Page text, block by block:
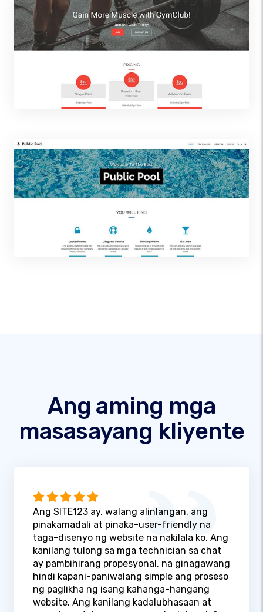
Ang aming mga
masasayang kliyente
Ang SITE123 ay, walang alinlangan, ang
pinakamadali at pinaka-user-friendly na
taga-disenyo ng website na nakilala ko. Ang
kanilang tulong sa mga technician sa chat
ay pambihirang propesyonal, na ginagawang
hindi kapani-paniwalang simple ang proseso
ng paglikha ng isang kahanga-hangang
website. Ang kanilang kadalubhasaan at